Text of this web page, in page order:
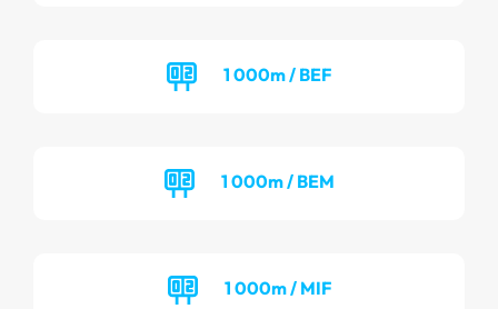
1 000m / BEF
1 000m / BEM
1 000m / MIF